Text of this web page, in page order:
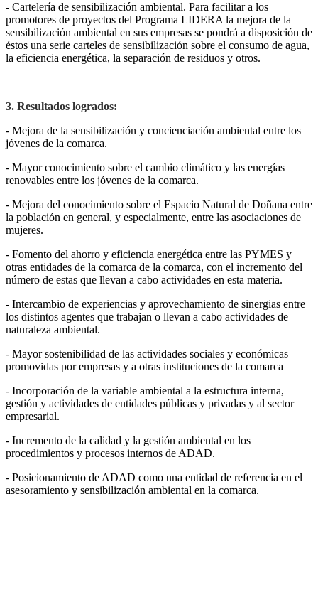
- Cartelería de sensibilización ambiental. Para facilitar a los
promotores de proyectos del Programa LIDERA la mejora de la
sensibilización ambiental en sus empresas se pondrá a disposición de
éstos una serie carteles de sensibilización sobre el consumo de agua,
la eficiencia energética, la separación de residuos y otros.
3. Resultados logrados:
- Mejora de la sensibilización y concienciación ambiental entre los
jóvenes de la comarca.
- Mayor conocimiento sobre el cambio climático y las energías
renovables entre los jóvenes de la comarca.
- Mejora del conocimiento sobre el Espacio Natural de Doñana entre
la población en general, y especialmente, entre las asociaciones de
mujeres.
- Fomento del ahorro y eficiencia energética entre las PYMES y
otras entidades de la comarca de la comarca, con el incremento del
número de estas que llevan a cabo actividades en esta materia.
- Intercambio de experiencias y aprovechamiento de sinergias entre
los distintos agentes que trabajan o llevan a cabo actividades de
naturaleza ambiental.
- Mayor sostenibilidad de las actividades sociales y económicas
promovidas por empresas y a otras instituciones de la comarca
- Incorporación de la variable ambiental a la estructura interna,
gestión y actividades de entidades públicas y privadas y al sector
empresarial.
- Incremento de la calidad y la gestión ambiental en los
procedimientos y procesos internos de ADAD.
- Posicionamiento de ADAD como una entidad de referencia en el
asesoramiento y sensibilización ambiental en la comarca.